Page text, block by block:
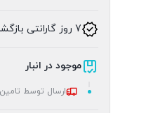
7 روز گارانتی بازگشت وجه
موجود در انبار
ارسال توسط تامین